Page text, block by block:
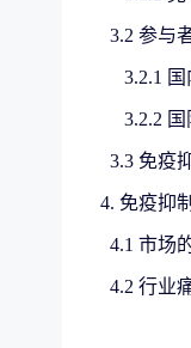
3.2 参与
3.2.1 国
3.2.2 国
3.3 免疫
4. 免疫抑
4.1 市场
4.2 行业